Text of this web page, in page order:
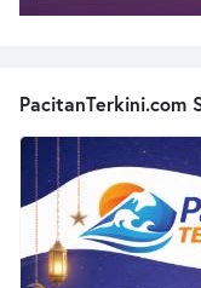
PacitanTerkini.com